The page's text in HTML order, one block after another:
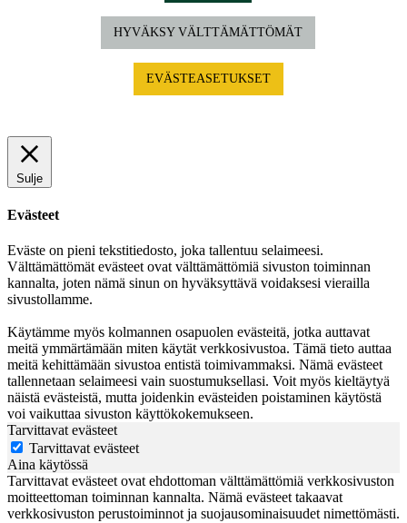
HYVÄKSY VÄLTTÄMÄTTÖMÄT
EVÄSTEASETUKSET
Sulje
Evästeet
Eväste on pieni tekstitiedosto, joka tallentuu selaimeesi.
Välttämättömät evästeet ovat välttämättömiä sivuston toiminnan
kannalta, joten nämä sinun on hyväksyttävä voidaksesi vierailla
sivustollamme.
Käytämme myös kolmannen osapuolen evästeitä, jotka auttavat
meitä ymmärtämään miten käytät verkkosivustoa. Tämä tieto auttaa
meitä kehittämään sivustoa entistä toimivammaksi. Nämä evästeet
tallennetaan selaimeesi vain suostumuksellasi. Voit myös kieltäytyä
näistä evästeistä, mutta joidenkin evästeiden poistaminen käytöstä
voi vaikuttaa sivuston käyttökokemukseen.
Tarvittavat evästeet
Tarvittavat evästeet
Aina käytössä
Tarvittavat evästeet ovat ehdottoman välttämättömiä verkkosivuston
moitteettoman toiminnan kannalta. Nämä evästeet takaavat
verkkosivuston perustoiminnot ja suojausominaisuudet nimettömästi.